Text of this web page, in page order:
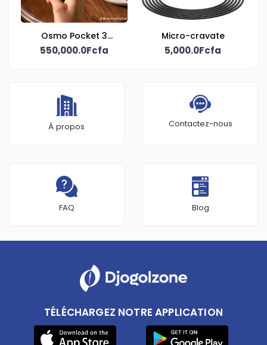
Osmo Pocket 3
Creator Combo
550,000.0Fcfa
Micro-cravate
5,000.0Fcfa
À propos Contactez-nous
FAQ Blog
TÉLÉCHARGEZ NOTRE APPLICATION